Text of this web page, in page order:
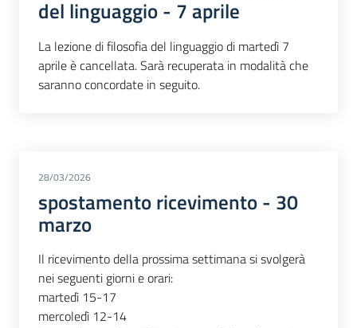
del linguaggio - 7 aprile
La lezione di filosofia del linguaggio di martedì 7
aprile è cancellata. Sarà recuperata in modalità che
saranno concordate in seguito.
28/03/2026
spostamento ricevimento - 30
marzo
Il ricevimento della prossima settimana si svolgerà
nei seguenti giorni e orari:
martedì 15-17
mercoledì 12-14